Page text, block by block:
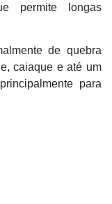
permite longas
de quebra
caiaque e até um
para